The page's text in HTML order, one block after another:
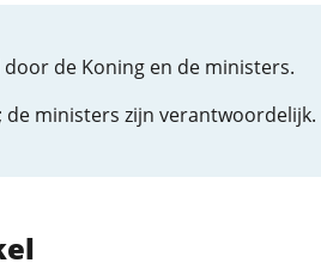
de Koning en de ministers.
de ministers zijn verantwoordelijk.